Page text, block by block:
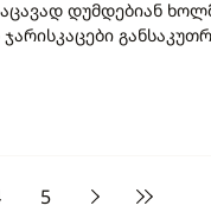
დუმდებიან
დაბრუნებული
5